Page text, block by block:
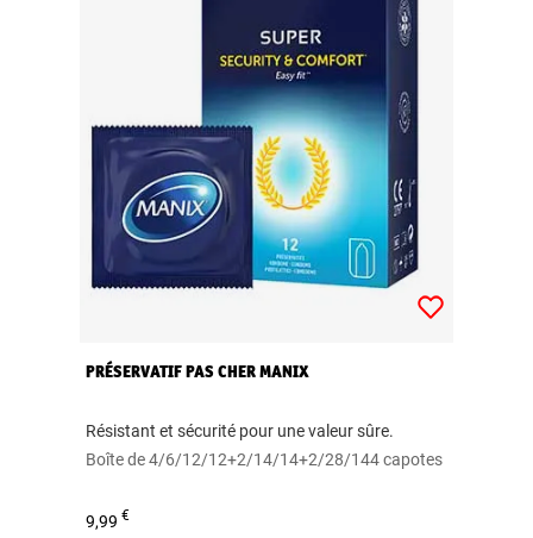
PRÉSERVATIF PAS CHER MANIX
Résistant et sécurité pour une valeur sûre.
Boîte de 4/6/12/12+2/14/14+2/28/144 capotes
9,99€